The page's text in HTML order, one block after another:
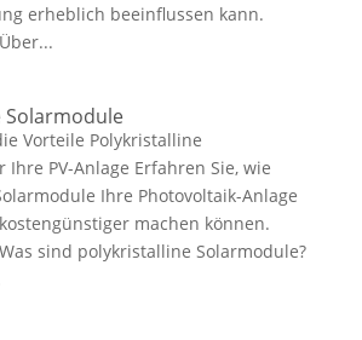
erheblich beeinflussen kann.
Solarmodule
Vorteile Polykristalline
Ihre PV-Anlage Erfahren Sie, wie
Ihre Photovoltaik-Anlage
machen können.
sind polykristalline Solarmodule?